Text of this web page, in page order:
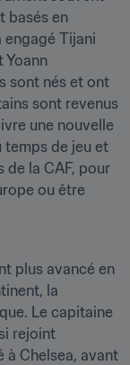
basés en
engagé Tijani
Yoann
sont nés et ont
sont revenus
une nouvelle
temps de jeu et
de la CAF, pour
ou être
plus avancé en
la
Le capitaine
rejoint
à Chelsea, avant